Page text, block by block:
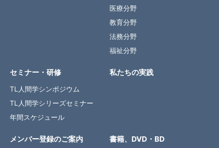
医療分野
教育分野
法務分野
福祉分野
セミナー・研修
TL人間学シンポジウム
TL人間学シリーズセミナー
年間スケジュール
私たちの実践
メンバー登録のご案内 書籍、DVD・BD